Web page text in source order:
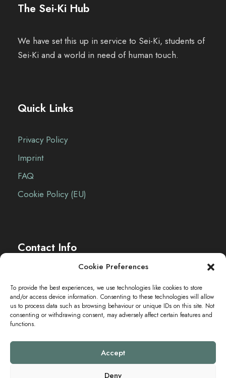
Cookie Preferences
To provide the best experiences, we use technologies like cookies to store
and/or access device information. Consenting to these technologies will allow
us to process data such as browsing behaviour or unique IDs on this site. Not
consenting or withdrawing consent, may adversely affect certain features and
functions.
Accept
Deny
a
u
g
N
i
g
a
t
i
o
The Sei-Ki Hub
We have set this up in service to Sei-Ki, students of
Sei-Ki and a world in need of human touch.
Quick Links
Privacy Policy
Imprint
FAQ
Cookie Policy (EU)
Contact Info
Get in touch